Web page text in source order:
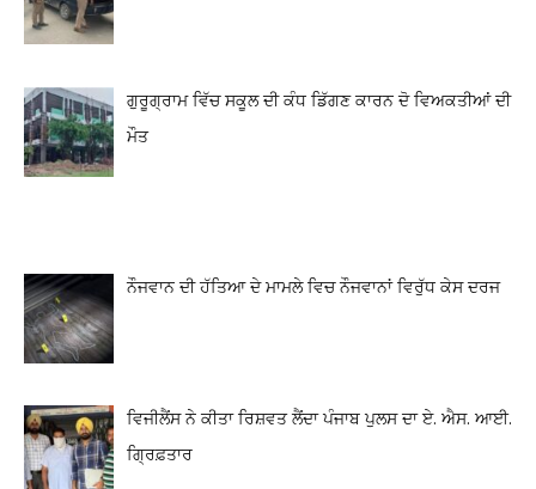
ਗੁਰੂਗ੍ਰਾਮ ਵਿੱਚ ਸਕੂਲ ਦੀ ਕੰਧ ਡਿੱਗਣ ਕਾਰਨ ਦੋ ਵਿਅਕਤੀਆਂ ਦੀ
ਮੌਤ
ਨੌਜਵਾਨ ਦੀ ਹੱਤਿਆ ਦੇ ਮਾਮਲੇ ਵਿਚ ਨੌਜਵਾਨਾਂ ਵਿਰੁੱਧ ਕੇਸ ਦਰਜ
ਵਿਜੀਲੈਂਸ ਨੇ ਕੀਤਾ ਰਿਸ਼ਵਤ ਲੈਂਦਾ ਪੰਜਾਬ ਪੁਲਸ ਦਾ ਏ. ਐਸ. ਆਈ.
ਗ੍ਰਿਫ਼ਤਾਰ